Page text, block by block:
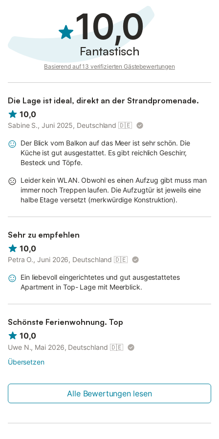
10,0
Fantastisch
Basierend auf 13 verifizierten Gästebewertungen
Die Lage ist ideal, direkt an der Strandpromenade.
10,0
Sabine S., Juni 2025, Deutschland 🇩🇪
Der Blick vom Balkon auf das Meer ist sehr schön. Die
Küche ist gut ausgestattet. Es gibt reichlich Geschirr,
Besteck und Töpfe.
Leider kein WLAN. Obwohl es einen Aufzug gibt muss man
immer noch Treppen laufen. Die Aufzugtür ist jeweils eine
halbe Etage versetzt (merkwürdige Konstruktion).
Sehr zu empfehlen
10,0
Petra O., Juni 2026, Deutschland 🇩🇪
Ein liebevoll eingerichtetes und gut ausgestattetes
Apartment in Top- Lage mit Meerblick.
Schönste Ferienwohnung. Top
10,0
Uwe N., Mai 2026, Deutschland 🇩🇪
Übersetzen
Alle Bewertungen lesen